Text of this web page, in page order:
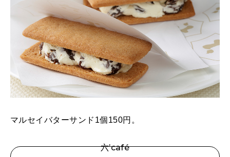
マルセイバターサンド1個150円。
六’café